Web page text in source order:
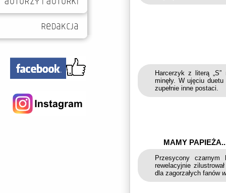
Harcerzyk z literą
minęły. W ujęciu
zupełnie inne postaci.
MAMY
Przesycony czarnym
rewelacyjnie
dla zagorzałych fanów